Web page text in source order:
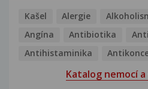
Kašel Alergie
Angína
Antibiotika
Antihistaminika
Katalog nemocí